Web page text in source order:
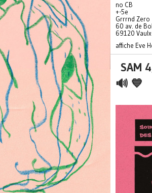
no CB
+-5e
Grrrnd Zero
60 av. de
69120
affiche Eve
SAM
🔊 💙